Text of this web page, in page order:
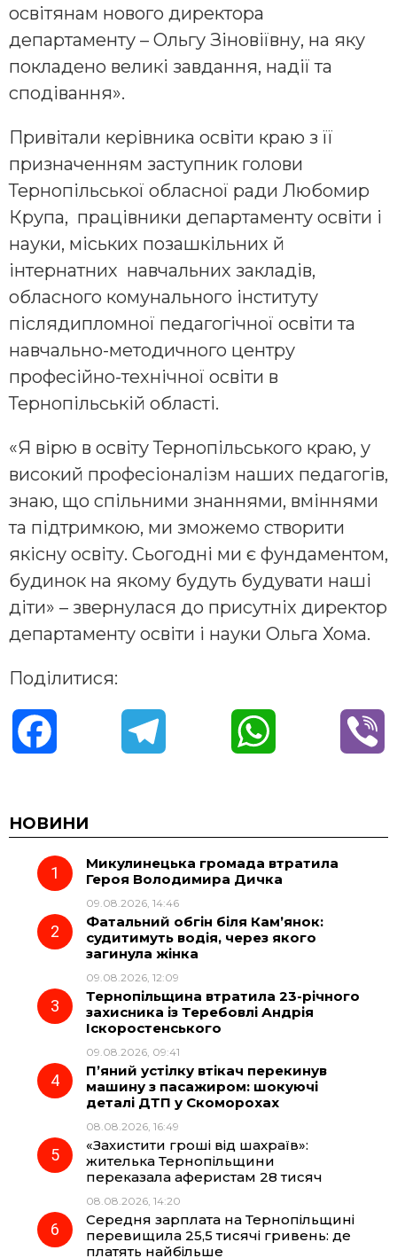
освітянам нового директора
департаменту – Ольгу Зіновіївну, на яку
покладено великі завдання, надії та
сподівання».
Привітали керівника освіти краю з її
призначенням заступник голови
Тернопільської обласної ради Любомир
Крупа, працівники департаменту освіти і
науки, міських позашкільних й
інтернатних навчальних закладів,
обласного комунального інституту
післядипломної педагогічної освіти та
навчально-методичного центру
професійно-технічної освіти в
Тернопільській області.
«Я вірю в освіту Тернопільського краю, у
високий професіоналізм наших педагогів,
знаю, що спільними знаннями, вміннями
та підтримкою, ми зможемо створити
якісну освіту. Сьогодні ми є фундаментом,
будинок на якому будуть будувати наші
діти» – звернулася до присутніх директор
департаменту освіти і науки Ольга Хома.
Поділитися:
c
e
o
o
e
g
r
a
t
p
НОВИНИ
Микулинецька громада втратила
Героя Володимира Дичка
09.08.2026, 14:46
Фатальний обгін біля Кам’янок:
судитимуть водія, через якого
загинула жінка
09.08.2026, 12:09
Тернопільщина втратила 23-річного
захисника із Теребовлі Андрія
Іскоростенського
09.08.2026, 09:41
П’яний устілку втікач перекинув
машину з пасажиром: шокуючі
деталі ДТП у Скоморохах
08.08.2026, 16:49
«Захистити гроші від шахраїв»:
жителька Тернопільщини
переказала аферистам 28 тисяч
08.08.2026, 14:20
Середня зарплата на Тернопільщині
перевищила 25,5 тисячі гривень: де
платять найбільше